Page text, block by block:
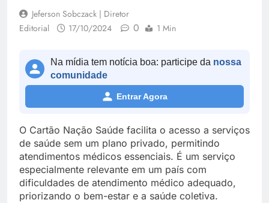
Jeferson Sobczack | Diretor
Editorial
17/10/2024 0 1 Min
Na mídia tem notícia boa: participe da nossa
comunidade
Entrar Agora
O Cartão Nação Saúde facilita o acesso a serviços
de saúde sem um plano privado, permitindo
atendimentos médicos essenciais. É um serviço
especialmente relevante em um país com
dificuldades de atendimento médico adequado,
priorizando o bem-estar e a saúde coletiva.